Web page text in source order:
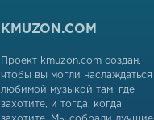
KMUZON.COM
Проект kmuzon.com создан,
чтобы вы могли наслаждаться
любимой музыкой там, где
захотите, и тогда, когда